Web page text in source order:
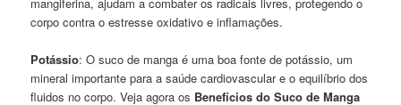
corpo contra o estresse oxidativo e inflamações.
Potássio: O suco de manga é uma boa fonte de potássio, um
mineral importante para a saúde cardiovascular e o equilíbrio dos
fluidos no corpo. Veja agora os Benefícios do Suco de Manga